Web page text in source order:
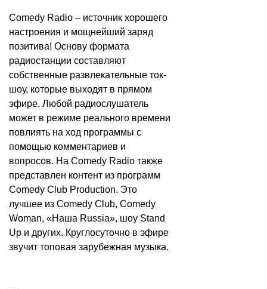
Comedy Radio – источник хорошего
настроения и мощнейший заряд
позитива! Основу формата
радиостанции составляют
собственные развлекательные ток-
шоу, которые выходят в прямом
эфире. Любой радиослушатель
может в режиме реального времени
повлиять на ход программы с
помощью комментариев и
вопросов. На Comedy Radio также
представлен контент из программ
Comedy Club Production. Это
лучшее из Comedy Club, Comedy
Woman, «Наша Russia», шоу Stand
Up и других. Круглосуточно в эфире
звучит топовая зарубежная музыка.